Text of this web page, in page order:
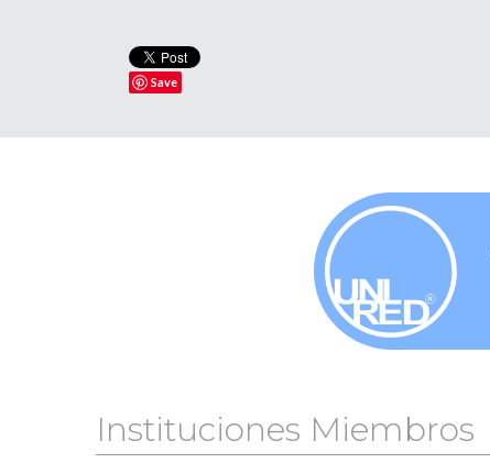
Save
Instituciones Miembros